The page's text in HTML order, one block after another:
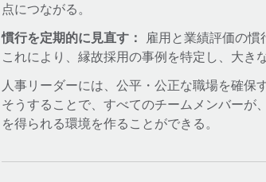
点につながる。
慣行を定期的に見直す：
雇用と業績評価の慣
これにより、縁故採用の事例を特定し、大き
人事リーダーには、公平・公正な職場を確保
そうすることで、すべてのチームメンバーが
を得られる環境を作ることができる。